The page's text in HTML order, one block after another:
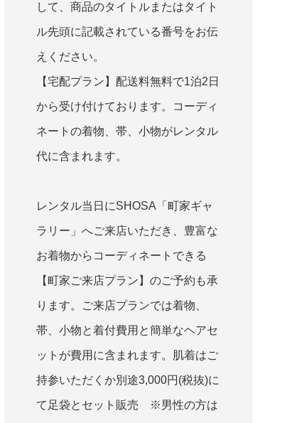
して、商品のタイトルまたはタイト
ル先頭に記載されている番号をお伝
えください。
【宅配プラン】配送料無料で1泊2日
から受け付けております。コーディ
ネートの着物、帯、小物がレンタル
代に含まれます。
レンタル当日にSHOSA「町家ギャ
ラリー」へご来店いただき、豊富な
お着物からコーディネートできる
【町家ご来店プラン】のご予約も承
ります。ご来店プランでは着物、
帯、小物と着付費用と簡単なヘアセ
ットが費用に含まれます。肌着はご
持参いただくか別途3,000円(税抜)に
て足袋とセット販売 ※男性の方は